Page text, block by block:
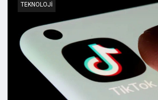
TEKNOLOJI